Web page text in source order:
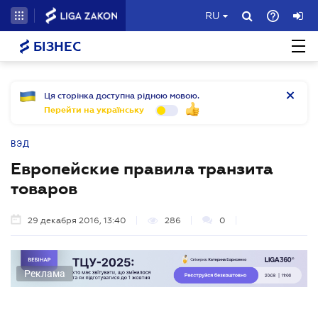
RU
БІЗНЕС
Ця сторінка доступна рідною мовою.
Перейти на українську
ВЭД
Европейские правила транзита
товаров
29 декабря 2016, 13:40 286 0
Реклама